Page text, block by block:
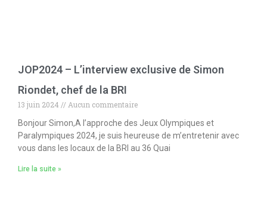
JOP2024 – L’interview exclusive de Simon
Riondet, chef de la BRI
13 juin 2024
Aucun commentaire
Bonjour Simon,A l’approche des Jeux Olympiques et
Paralympiques 2024, je suis heureuse de m’entretenir avec
vous dans les locaux de la BRI au 36 Quai
Lire la suite »